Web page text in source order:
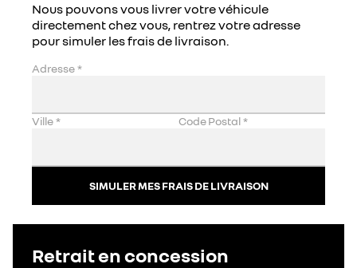
Nous pouvons vous livrer votre véhicule
directement chez vous, rentrez votre adresse
pour simuler les frais de livraison.
Adresse*
Ville* Code Postal*
SIMULER MES FRAIS DE LIVRAISON
Retrait en concession